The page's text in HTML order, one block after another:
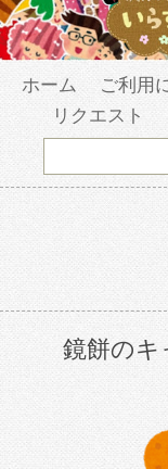
ホーム ご利用
リクエスト
鏡餅のキ